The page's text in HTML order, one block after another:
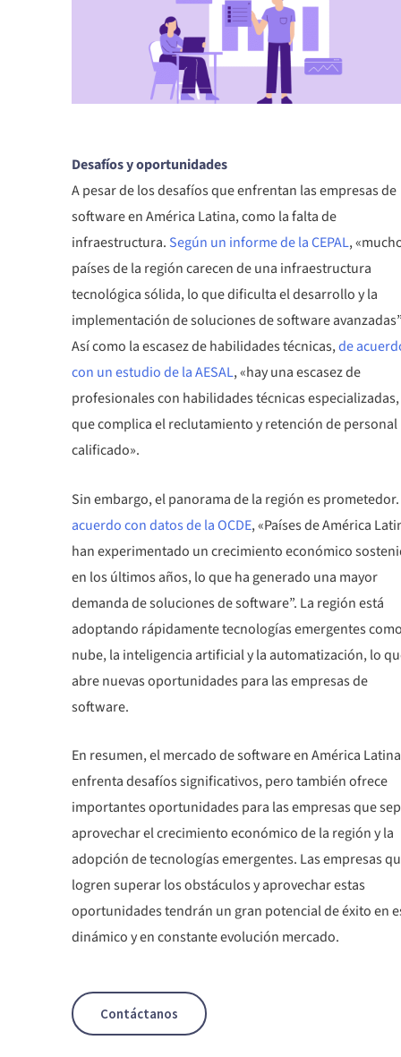
Desafíos y oportunidades
A pesar de los desafíos que enfrentan las empresas de
software en América Latina, como la falta de
infraestructura. Según un informe de la CEPAL,
países de la región carecen de una infraestructura
tecnológica sólida, lo que dificulta el desarrollo y la
implementación de soluciones de software
Así como la escasez de habilidades técnicas,de
con un estudio de la AESAL, «hay una escasez de
profesionales con habilidades técnicas
que complica el reclutamiento y retención de personal
calificado».
Sin embargo, el panorama de la región es prometedor.
acuerdo con datos de la OCDE, «Países de América
han experimentado un crecimiento económico
en los últimos años, lo que ha generado una mayor
demanda de soluciones de software”. La región está
adoptando rápidamente tecnologías emergentes
nube, la inteligencia artificial y la automatización, lo
abre nuevas oportunidades para las empresas de
software.
En resumen, el mercado de software en América Latina
enfrenta desafíos significativos, pero también ofrece
importantes oportunidades para las empresas que
aprovechar el crecimiento económico de la región y la
adopción de tecnologías emergentes. Las empresas
logren superar los obstáculos y aprovechar estas
oportunidades tendrán un gran potencial de éxito en
dinámico y en constante evolución mercado.
Contáctanos